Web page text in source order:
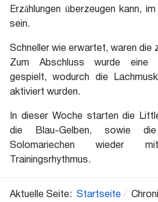
Erzählungen überzeugen kann,
sein.
Schneller wie erwartet, waren die
Zum Abschluss wurde eine
gespielt, wodurch die
aktiviert wurden.
In dieser Woche starten die
die Blau-Gelben, sowie die
Solomariechen wieder
Trainingsrhythmus.
Aktuelle Seite: Startseite